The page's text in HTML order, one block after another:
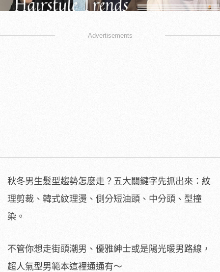
Advertisements
秋冬男生髮型趨勢怎麼走？五大關鍵字先抓出來：紋
理剪裁、韓式紋理燙、側分短油頭、中分頭、型撞
染。
不管你想走街頭潮男、優雅紳士或是陽光暖男路線，
超人氣型男範本這裡通通有～